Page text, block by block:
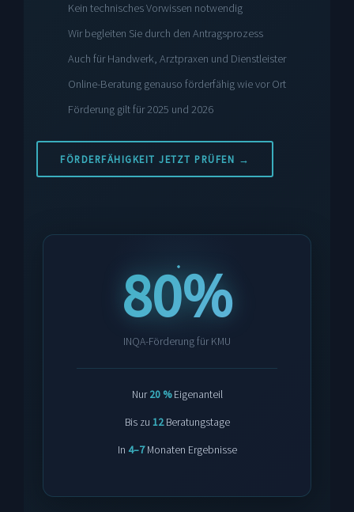
Kein technisches Vorwissen notwendig
Wir begleiten Sie durch den Antragsprozess
Auch für Handwerk, Arztpraxen und Dienstleister
Online-Beratung genauso förderfähig wie vor Ort
Förderung gilt für 2025 und 2026
FÖRDERFÄHIGKEIT JETZT PRÜFEN →
80%
INQA-Förderung für KMU
Nur20 %Eigenanteil
Bis zu 12Beratungstage
In 4–7Monaten Ergebnisse